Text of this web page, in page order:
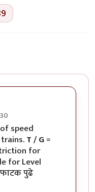
speed
T / G=
for
for Level
फाटक पुढे